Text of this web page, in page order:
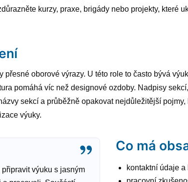
kurzy, praxe, brigády nebo projekty, které
oborové výrazy. U této role to často bývá
pomáhá víc než designové ozdoby. Nadpisy
sekcí a průběžně opakovat nejdůležitější
výuky.
výuku s jasným
Co má
kontaktní údaje